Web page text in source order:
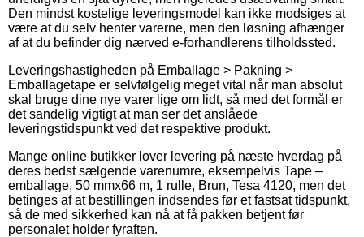
Den mindst kostelige leveringsmodel kan ikke modsiges at
være at du selv henter varerne, men den løsning afhænger
af at du befinder dig nærved e-forhandlerens tilholdssted.
Leveringshastigheden på Emballage > Pakning >
Emballagetape er selvfølgelig meget vital når man absolut
skal bruge dine nye varer lige om lidt, så med det formål er
det sandelig vigtigt at man ser det anslåede
leveringstidspunkt ved det respektive produkt.
Mange online butikker lover levering på næste hverdag på
deres bedst sælgende varenumre, eksempelvis Tape –
emballage, 50 mmx66 m, 1 rulle, Brun, Tesa 4120, men det
betinges af at bestillingen indsendes før et fastsat tidspunkt,
så de med sikkerhed kan nå at få pakken betjent før
personalet holder fyraften.